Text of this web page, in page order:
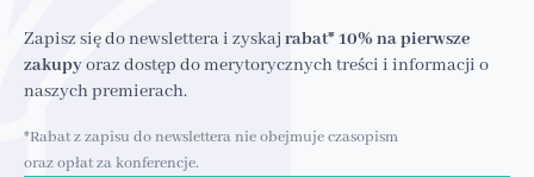
Zapisz się do newslettera i zyskaj rabat* 10% na pierwsze
zakupyoraz dostęp do merytorycznych treści i informacji o
naszych premierach.
*Rabat z zapisu do newslettera nie obejmuje czasopism
oraz opłat za konferencje.